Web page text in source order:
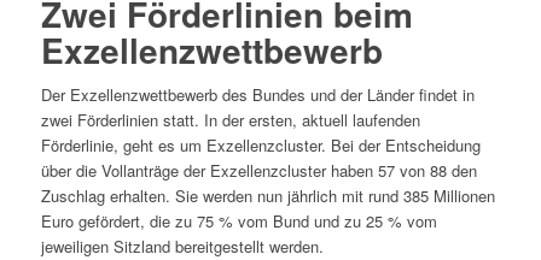
Zwei Förderlinien beim
Exzellenzwettbewerb
Der Exzellenzwettbewerb des Bundes und der Länder findet in
zwei Förderlinien statt. In der ersten, aktuell laufenden
Förderlinie, geht es um Exzellenzcluster. Bei der Entscheidung
über die Vollanträge der Exzellenzcluster haben 57 von 88 den
Zuschlag erhalten. Sie werden nun jährlich mit rund 385 Millionen
Euro gefördert, die zu 75 % vom Bund und zu 25 % vom
jeweiligen Sitzland bereitgestellt werden.